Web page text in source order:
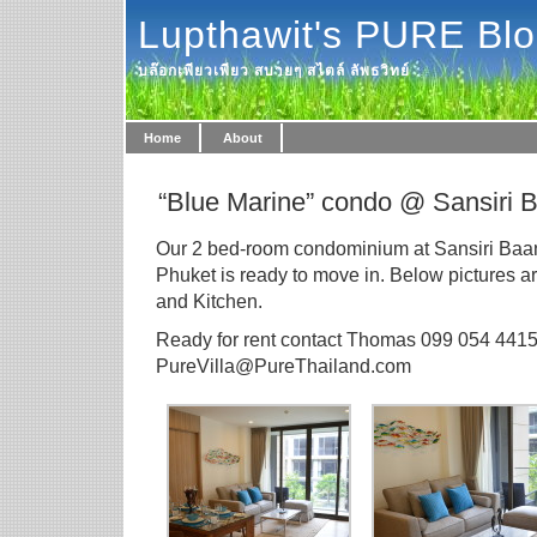
Lupthawit's PURE
บล๊อกเพียวเพียว สบายๆ สไตล์ ลัพธวิทย์
Home About
“Blue Marine” condo @ Sansiri
Our 2 bed-room condominium at Sansiri
Phuket is ready to move in. Below pictures
and Kitchen.
Ready for rent contact Thomas 099 054
PureVilla@PureThailand.com